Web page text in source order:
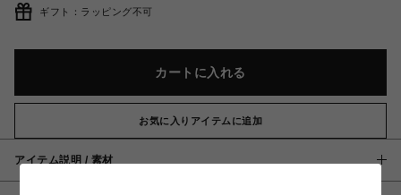
ギフト：ラッピング不可
カートに入れる
お気に入りアイテムに追加
アイテム説明 / 素材